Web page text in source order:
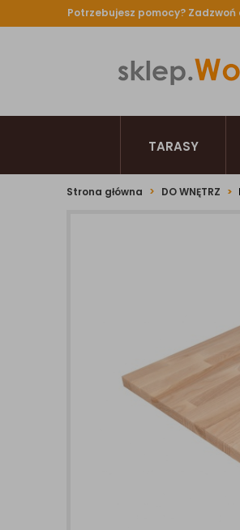
Potrzebujesz pomocy? Zadzwoń
TARASY
Strona główna DO WNĘTRZ